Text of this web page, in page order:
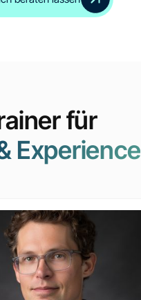
für
Experience